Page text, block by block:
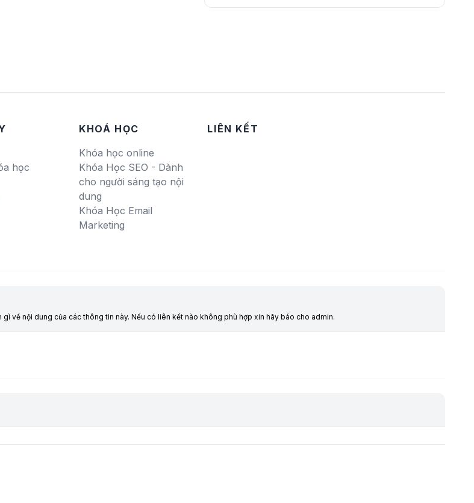
học
KHOÁ HỌC
Khóa học online
Khóa Học SEO - Dành
cho người sáng tạo nội
dung
Khóa Học Email
Marketing
LIÊN KẾT
về nội dung của các thông tin này. Nếu có liên kết nào không phù hợp xin hãy báo cho admin.